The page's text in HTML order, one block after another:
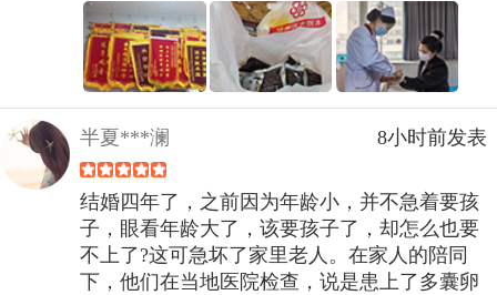
半夏***澜 8小时前发表
结婚四年了，之前因为年龄小，并不急着要孩
子，眼看年龄大了，该要孩子了，却怎么也要
不上了?这可急坏了家里老人。在家人的陪同
下，他们在当地医院检查，说是患上了多囊卵